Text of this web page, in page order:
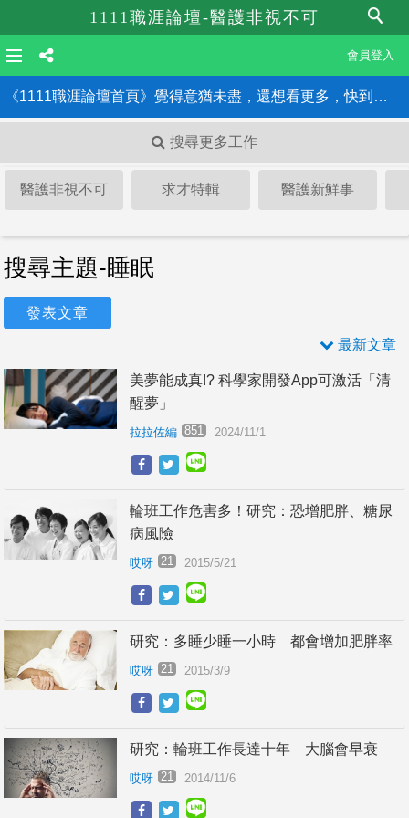
1111職涯論壇-醫護非視不可
會員登入
《1111職涯論壇首頁》覺得意猶未盡，還想看更多，快到職涯論壇首頁！！
搜尋更多工作
醫護非視不可 求才特輯 醫護新鮮事
搜尋主題-睡眠
發表文章
最新文章
美夢能成真!? 科學家開發App可激活「清
醒夢」
拉拉佐編 851 2024/11/1
輪班工作危害多！研究：恐增肥胖、糖尿
病風險
哎呀 21 2015/5/21
研究：多睡少睡一小時 都會增加肥胖率
哎呀 21 2015/3/9
研究：輪班工作長達十年 大腦會早衰
哎呀 21 2014/11/6